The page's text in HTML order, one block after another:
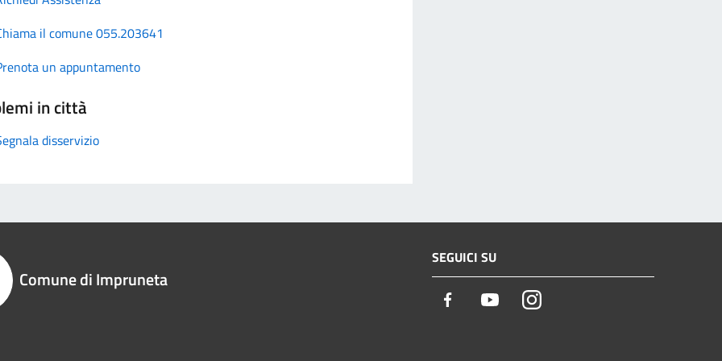
il comune 055.203641
un appuntamento
in città
disservizio
Comune di Impruneta
SEGUICI SU
Facebook YoutubeInstagram